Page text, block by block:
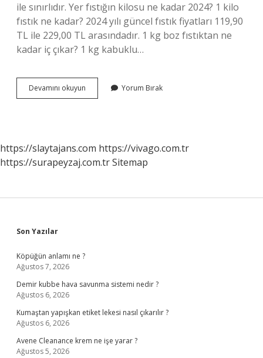
ile sınırlıdır. Yer fıstığın kilosu ne kadar 2024? 1 kilo
fıstık ne kadar? 2024 yılı güncel fıstık fiyatları 119,90
TL ile 229,00 TL arasındadır. 1 kg boz fıstıktan ne
kadar iç çıkar? 1 kg kabuklu…
Devamını okuyun
Fıstığı
Yorum Bırak
https://slaytajans.com https://vivago.com.tr
https://surapeyzaj.com.trSitemap
Sidebar
Son Yazılar
Köpüğün anlamı ne ?
Ağustos 7, 2026
Demir kubbe hava savunma sistemi nedir ?
Ağustos 6, 2026
Kumaştan yapışkan etiket lekesi nasıl çıkarılır ?
Ağustos 6, 2026
Avene Cleanance krem ne işe yarar ?
Ağustos 5, 2026